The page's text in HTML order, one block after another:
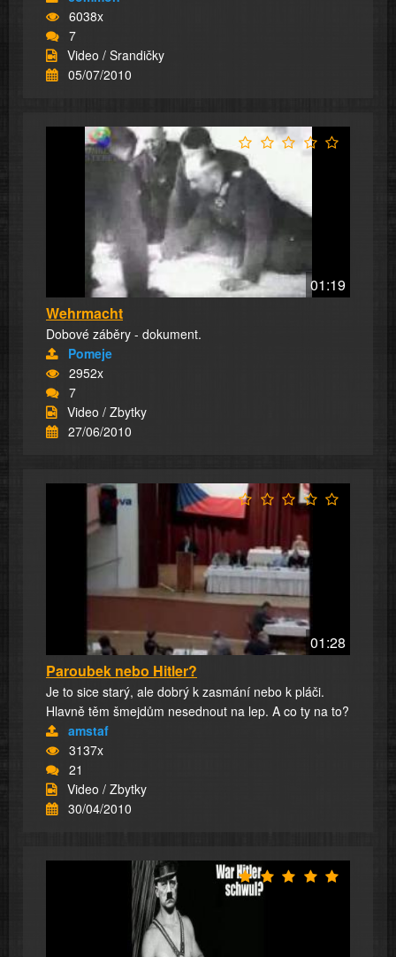
6038x
7
Video / Srandičky
05/07/2010
01:19
Wehrmacht
Dobové záběry - dokument.
Pomeje
2952x
7
Video / Zbytky
27/06/2010
01:28
Paroubek nebo Hitler?
Je to sice starý, ale dobrý k zasmání nebo k pláči.
Hlavně těm šmejdům nesednout na lep. A co ty na to?
amstaf
3137x
21
Video / Zbytky
30/04/2010